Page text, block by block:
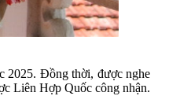
2025. Đồng thời, được nghe
Liên Hợp Quốc công nhận.